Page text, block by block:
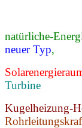
natürliche-
neuer Typ,
Turbine
Kugelheizung-